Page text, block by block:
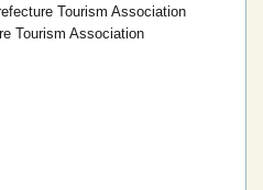
Tourism Association
Tourism Association